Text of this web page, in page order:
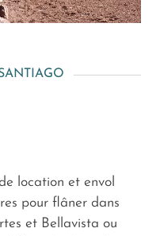
location et envol
pour flâner dans
et Bellavista ou